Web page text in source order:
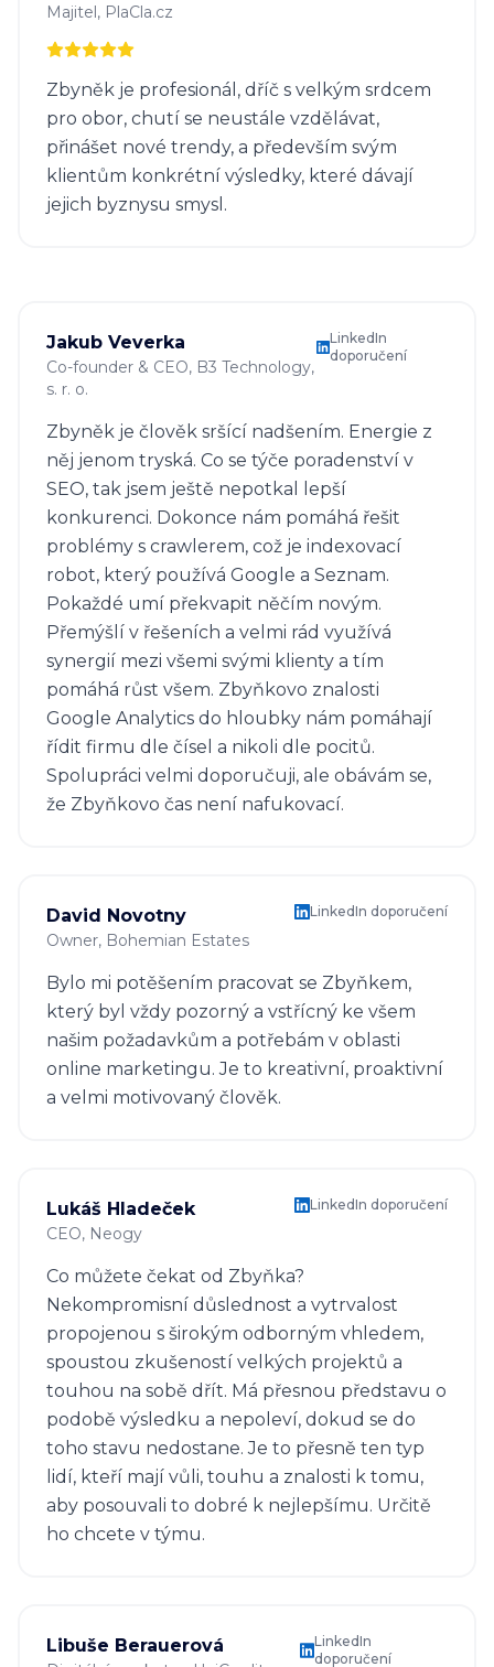
Majitel, PlaCla.cz
Zbyněk je profesionál, dříč s velkým srdcem
pro obor, chutí se neustále vzdělávat,
přinášet nové trendy, a především svým
klientům konkrétní výsledky, které dávají
jejich byznysu smysl.
Jakub Veverka
Co-founder & CEO, B3 Technology,
s. r. o.
LinkedIn
doporučení
Zbyněk je člověk sršící nadšením. Energie z
něj jenom tryská. Co se týče poradenství v
SEO, tak jsem ještě nepotkal lepší
konkurenci. Dokonce nám pomáhá řešit
problémy s crawlerem, což je indexovací
robot, který používá Google a Seznam.
Pokaždé umí překvapit něčím novým.
Přemýšlí v řešeních a velmi rád využívá
synergií mezi všemi svými klienty a tím
pomáhá růst všem. Zbyňkovo znalosti
Google Analytics do hloubky nám pomáhají
řídit firmu dle čísel a nikoli dle pocitů.
Spolupráci velmi doporučuji, ale obávám se,
že Zbyňkovo čas není nafukovací.
David Novotny
Owner, Bohemian Estates
LinkedIn doporučení
Bylo mi potěšením pracovat se Zbyňkem,
který byl vždy pozorný a vstřícný ke všem
našim požadavkům a potřebám v oblasti
online marketingu. Je to kreativní, proaktivní
a velmi motivovaný člověk.
Lukáš Hladeček
CEO, Neogy
LinkedIn doporučení
Co můžete čekat od Zbyňka?
Nekompromisní důslednost a vytrvalost
propojenou s širokým odborným vhledem,
spoustou zkušeností velkých projektů a
touhou na sobě dřít. Má přesnou představu o
podobě výsledku a nepoleví, dokud se do
toho stavu nedostane. Je to přesně ten typ
lidí, kteří mají vůli, touhu a znalosti k tomu,
aby posouvali to dobré k nejlepšímu. Určitě
ho chcete v týmu.
Libuše Berauerová
LinkedIn
doporučení